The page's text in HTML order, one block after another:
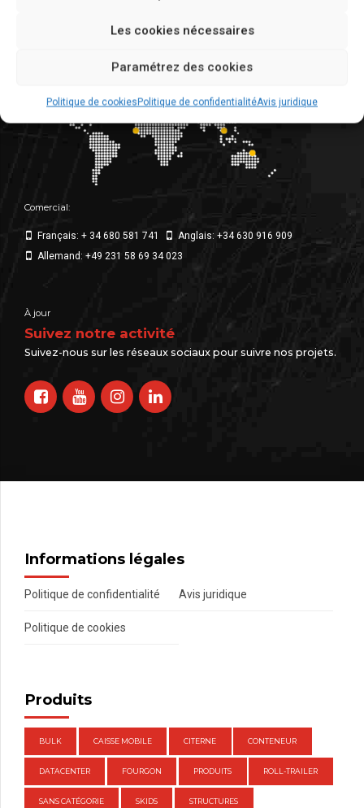
Les cookies nécessaires
Paramétrez des cookies
Politique de cookiesPolitique de confidentialitéAvis juridique
Comercial:
Français: + 34 680 581 741
Anglais: +34 630 916 909
Allemand: +49 231 58 69 34 023
À jour
Suivez notre activité
Suivez-nous sur les réseaux sociaux pour suivre nos projets.
Informations légales
Politique de confidentialité Avis juridique
Politique de cookies
Produits
BULK CAISSE MOBILE CITERNE CONTENEUR
DATACENTER FOURGON PRODUITS ROLL-TRAILER
SANS CATÉGORIE SKIDS STRUCTURES